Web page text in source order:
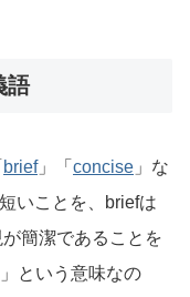
語
brief」「 concise 」な
いことを、briefは
簡潔であることを
という意味なの